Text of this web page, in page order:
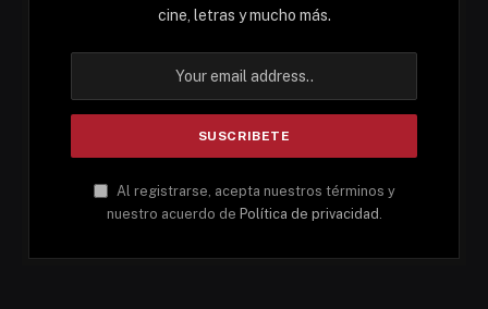
cine, letras y mucho más.
Al registrarse, acepta nuestros términos y
nuestro acuerdo de Política de privacidad